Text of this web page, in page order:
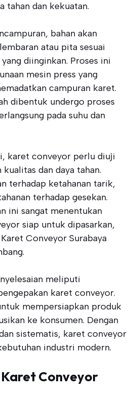
tahan dan kekuatan.
bahan akan
atau pita sesuai
diinginkan. Proses ini
mesin press yang
campuran karet.
dibentuk undergo proses
pada suhu dan
karet conveyor perlu diuji
dan daya tahan.
terhadap ketahanan tarik,
terhadap gesekan.
ini sangat menentukan
siap untuk dipasarkan,
Conveyor Surabaya
meliputi
karet conveyor.
mempersiapkan produk
ke konsumen. Dengan
sistematis, karet conveyor
industri modern.
Conveyor